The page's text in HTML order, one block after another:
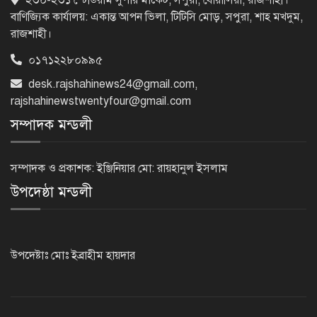
লক্ষ্য : ভূমিমন্ত্রী
যাবে না: ভূমিমন্ত্রী
করতে পুলিশের বিশেষ অভিযানে
গ্রেপ্তার-২২
বাণিজ্যিক কার্যালয়: একান্ত আপন ভিলা, টিটিসি মোড়, সপুরা, শাহ মখদুম,
রাজশাহী।
০১৭১২২৮০৯৯৫
desk.rajshahinews24@gmail.com,
rajshahinewstwentyfour@gmail.com
সম্পাদক মন্ডলী
সম্পাদক ও প্রকাশক: ইঞ্জিনিয়ার মো: রায়হানুল ইসলাম
উপদেষ্ঠা মন্ডলী
উপদেষ্টাঃ মোঃ ইব্রাহীম হায়দার